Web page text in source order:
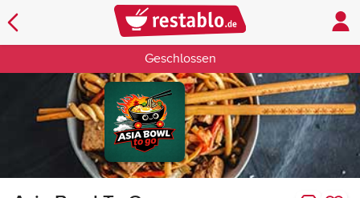
Geschlossen